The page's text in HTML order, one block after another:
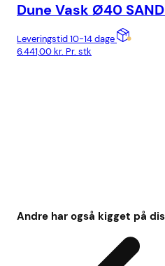
Dune Vask Ø40
Leveringstid 10-14 dage
6.441,00kr. Pr. stk
Andre har også kigget på